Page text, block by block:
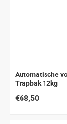
Automatische
Trapbak 12kg
€68,50